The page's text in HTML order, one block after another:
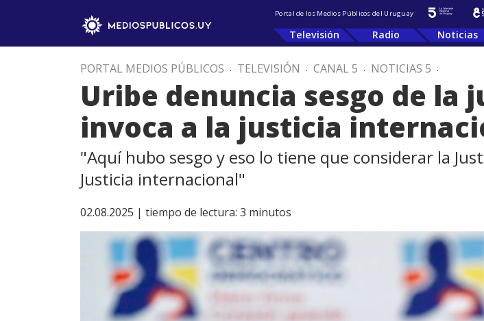
Portal de los Medios Públicos del Uruguay
Televisión Radio Noticias
PORTAL MEDIOS PÚBLICOS . TELEVISIÓN . CANAL 5 . NOTICIAS 5 .
Uribe denuncia sesgo de la
invoca a la justicia
"Aquí hubo sesgo y eso lo tiene que considerar la
Justicia internacional"
02.08.2025 | tiempo de lectura: 3 minutos